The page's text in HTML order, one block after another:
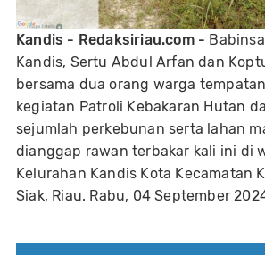
Kandis - Redaksiriau.com -
Kandis, Sertu Abdul Arfan dan
bersama dua orang warga
kegiatan Patroli Kebakaran Hutan
sejumlah perkebunan serta lahan
dianggap rawan terbakar kali ini di
Kelurahan Kandis Kota Kecamatan
Siak, Riau. Rabu, 04 September